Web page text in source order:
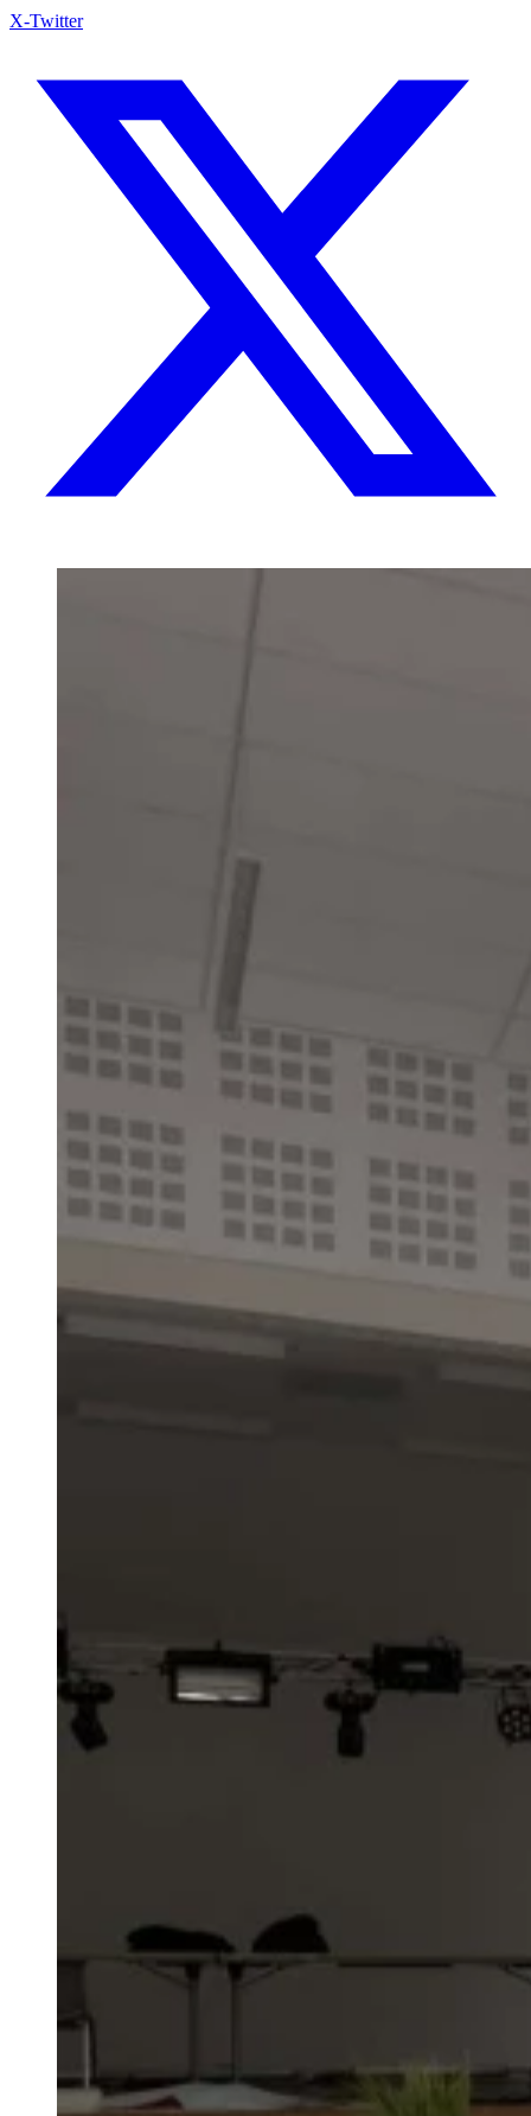
X-Twitter